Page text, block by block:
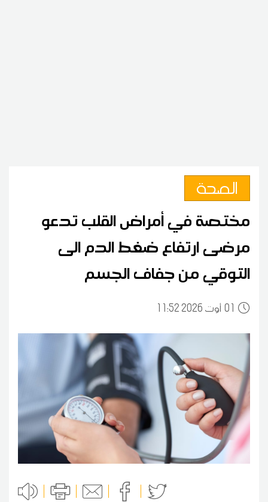
الصحة
مختصة في أمراض القلب تدعو
مرضى ارتفاع ضغط الدم الى
التوقي من جفاف الجسم
0111:52 2026 أوت